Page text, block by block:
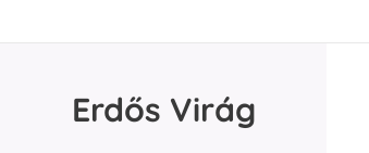
Erdős Virág